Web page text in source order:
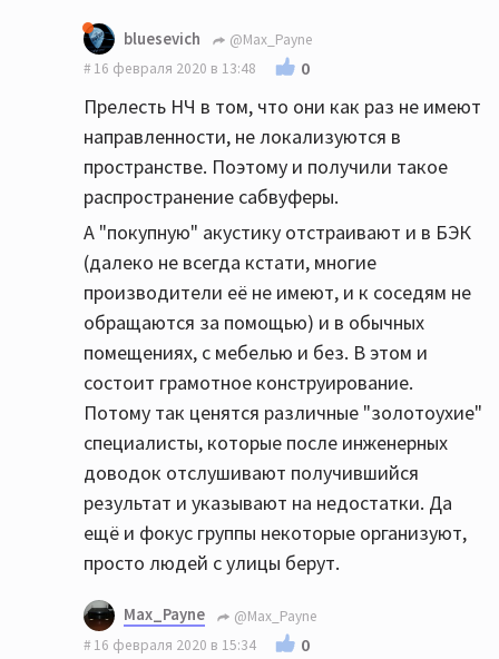
bluesevich
@Max_Payne
16 февраля 2020 в 13:48
0
Прелесть НЧ в том, что они как раз не имеют
направленности, не локализуются в
пространстве. Поэтому и получили такое
распространение сабвуферы.
А "покупную" акустику отстраивают и в БЭК
(далеко не всегда кстати, многие
производители её не имеют, и к соседям не
обращаются за помощью) и в обычных
помещениях, с мебелью и без. В этом и
состоит грамотное конструирование.
Потому так ценятся различные "золотоухие"
специалисты, которые после инженерных
доводок отслушивают получившийся
результат и указывают на недостатки. Да
ещё и фокус группы некоторые организуют,
просто людей с улицы берут.
Max_Payne
@Max_Payne
16 февраля 2020 в 15:34
0